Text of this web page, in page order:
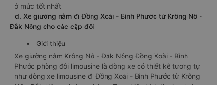
ở mức tốt nhất.
d. Xe giường nằm đi Đồng Xoài - Bình Phước từ Krông Nô -
Đắk Nông cho các cặp đôi
Giới thiệu
Xe giường nằm Krông Nô - Đắk Nông Đồng Xoài - Bình
Phước phòng đôi limousine là dòng xe có thiết kế tương tự
như dòng xe limousine đi Đồng Xoài - Bình Phước từ Krông